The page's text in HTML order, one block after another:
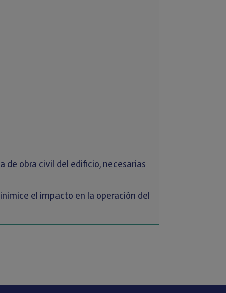
de obra civil del edificio, necesarias
el impacto en la operación del